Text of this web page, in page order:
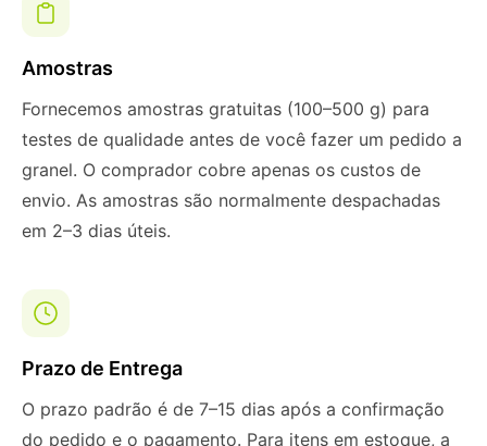
Amostras
Fornecemos amostras gratuitas (100–500 g) para
testes de qualidade antes de você fazer um pedido a
granel. O comprador cobre apenas os custos de
envio. As amostras são normalmente despachadas
em 2–3 dias úteis.
Prazo de Entrega
O prazo padrão é de 7–15 dias após a confirmação
do pedido e o pagamento. Para itens em estoque, a